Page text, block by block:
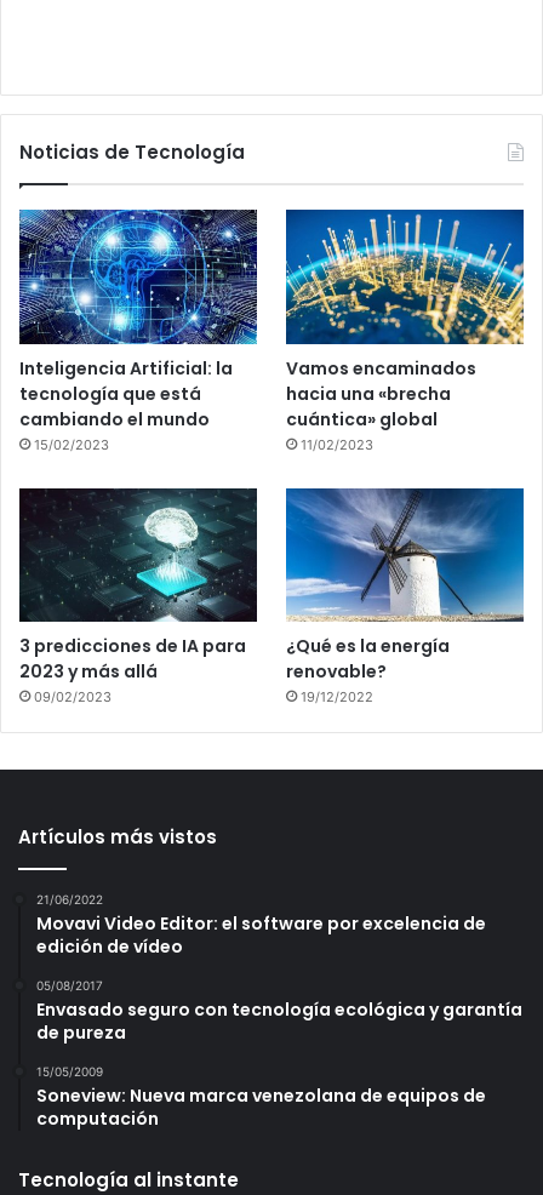
Noticias de Tecnología
Inteligencia Artificial: la
tecnología que está
cambiando el mundo
15/02/2023
Vamos encaminados
hacia una «brecha
cuántica» global
11/02/2023
3 predicciones de IA para
2023 y más allá
09/02/2023
¿Qué es la energía
renovable?
19/12/2022
Artículos más vistos
21/06/2022
Movavi Video Editor: el software por excelencia de
edición de vídeo
05/08/2017
Envasado seguro con tecnología ecológica y garantía
de pureza
15/05/2009
Soneview: Nueva marca venezolana de equipos de
computación
Tecnología al instante